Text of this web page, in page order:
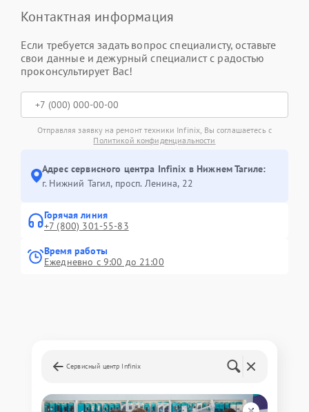
Контактная информация
Если требуется задать вопрос специалисту, оставьте
свои данные и дежурный специалист с радостью
проконсультирует Вас!
Отправляя заявку на ремонт техники Infinix, Вы соглашаетесь с
Политикой конфиденциальности
Адрес сервисного центра Infinix в Нижнем Тагиле:
г. Нижний Тагил, просп. Ленина, 22
Горячая линия
+7 (800) 301-55-83
Время работы
Ежедневно с 9:00 до 21:00
Сервисный центр Infinix